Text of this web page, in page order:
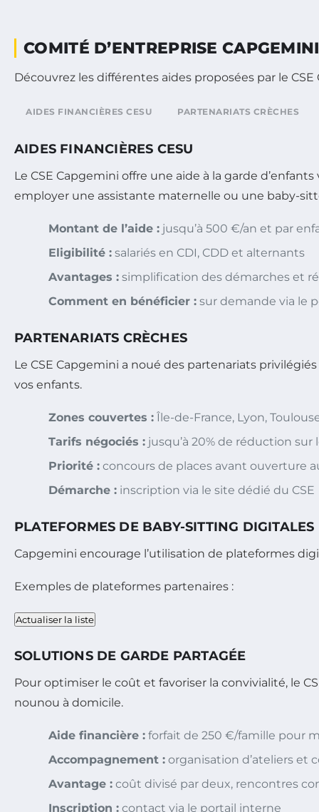
COMITÉ D’ENTREPRISE
Découvrez les différentes aides proposées par le
AIDES FINANCIÈRES CESU PARTENARIATS CRÈCHES
AIDES FINANCIÈRES CESU
Le CSE Capgemini offre une aide à la garde
employer une assistante maternelle ou une baby-
Montant de l’aide : jusqu’à 500 €/an et par
Eligibilité : salariés en CDI, CDD et alternants
Avantages : simplification des démarches et
Comment en bénéficier : sur demande via le
PARTENARIATS CRÈCHES
Le CSE Capgemini a noué des partenariats
vos enfants.
Zones couvertes : Île-de-France, Lyon,
Tarifs négociés : jusqu’à 20% de réduction sur
Priorité : concours de places avant ouverture
Démarche : inscription via le site dédié du CSE
PLATEFORMES DE BABY-SITTING DIGITALES
Capgemini encourage l’utilisation de plateformes
Exemples de plateformes partenaires :
Actualiser la liste
SOLUTIONS DE GARDE PARTAGÉE
Pour optimiser le coût et favoriser la convivialité, le
nounou à domicile.
Aide financière : forfait de 250 €/famille pour
Accompagnement : organisation d’ateliers et
Avantage : coût divisé par deux, rencontres
Inscription : contact via le portail interne